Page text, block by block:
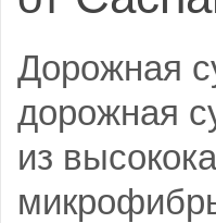
Дорожная
дорожная
из